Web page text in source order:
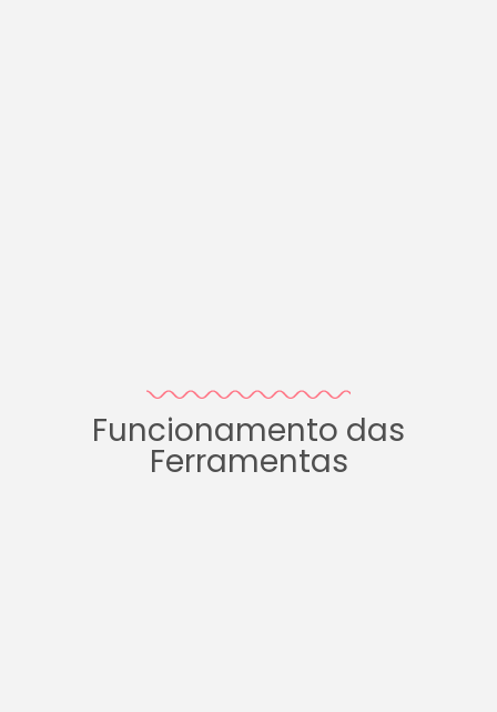
Funcionamento das
Ferramentas